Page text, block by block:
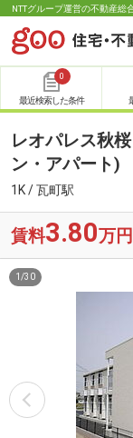
NTTグループ運営の不動産総
0
最近検索した条件
レオパレス秋
ン・アパート)
1K / 瓦町駅
賃料3.80万円
1 /30